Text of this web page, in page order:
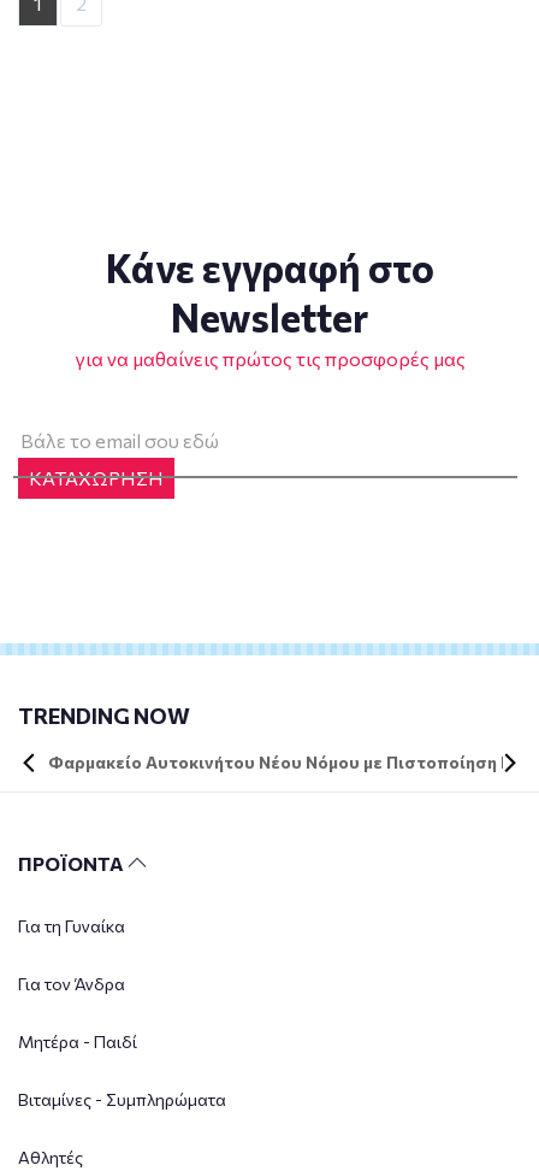
Κάνε εγγραφή στο
Newsletter
για να μαθαίνεις πρώτος τις προσφορές μας
ΚΑΤΑΧΩΡΗΣΗ
TRENDING NOW
Φαρμακείο Αυτοκινήτου Νέου Νόμου με Πιστοποίηση DIN
ΠΡΟΪΟΝΤΑ
Για τη Γυναίκα
Για τον Άνδρα
Μητέρα - Παιδί
Βιταμίνες - Συμπληρώματα
Αθλητές